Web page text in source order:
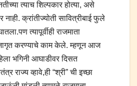
त्याच शिल्पकार होत्या, असे
नाही. क्रांतीज्योती सावित्रीबाई फुले
त्यापूर्वीही राजमाता
करण्याचे काम केले. म्हणून आज
भगिनी आघाडीवर दिसत
राज्य व्हावे,ही “श्री” ची इच्छा